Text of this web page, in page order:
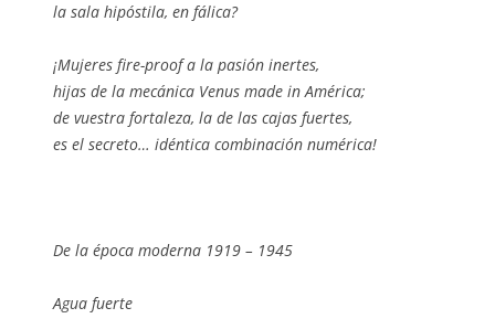
la sala hipóstila, en fálica?
¡Mujeres fire-proof a la pasión inertes,
hijas de la mecánica Venus made in América;
de vuestra fortaleza, la de las cajas fuertes,
es el secreto… idéntica combinación numérica!
De la época moderna 1919 – 1945
Agua fuerte